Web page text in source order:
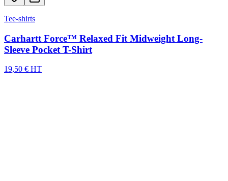
Tee-shirts
Carhartt Force™ Relaxed Fit Midweight Long-
Sleeve Pocket T-Shirt
19,50 € HT